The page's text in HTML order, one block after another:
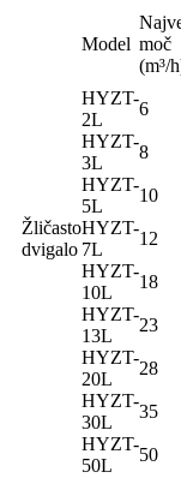
Žličasto
dvigalo
Model moč
(m³/
HYZT-
2L
6
HYZT-
3L
8
HYZT-
5L
10
HYZT-
7L
12
HYZT-
10L
18
HYZT-
13L
23
HYZT-
20L
28
HYZT-
30L
35
HYZT-
50L
50